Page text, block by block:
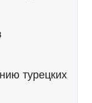
турецких